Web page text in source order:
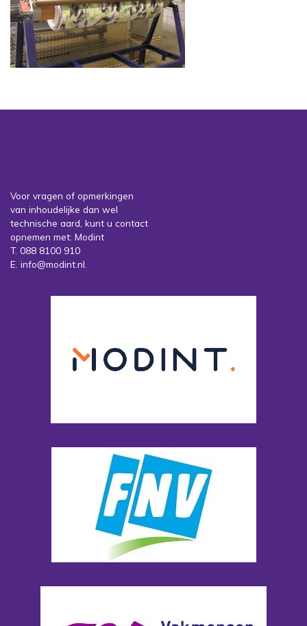
Voor vragen of opmerkingen
van inhoudelijke dan wel
technische aard, kunt u contact
opnemen met: Modint
T. 088 8100 910
E. info@modint.nl.